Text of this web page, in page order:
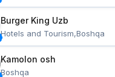
Burger King Uzb
Hotels and Tourism,Boshqa
Kamolon osh
Boshqa